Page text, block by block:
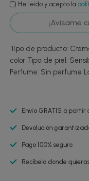
He leído y acepto la
¡Avísame
Tipo de producto:
color Tipo de piel:
Perfume: Sin perfume
Envío GRATIS a partir
Devolución
Pago 100% seguro
Recíbelo donde